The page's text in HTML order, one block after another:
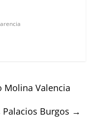
Molina Valencia
Palacios Burgos →